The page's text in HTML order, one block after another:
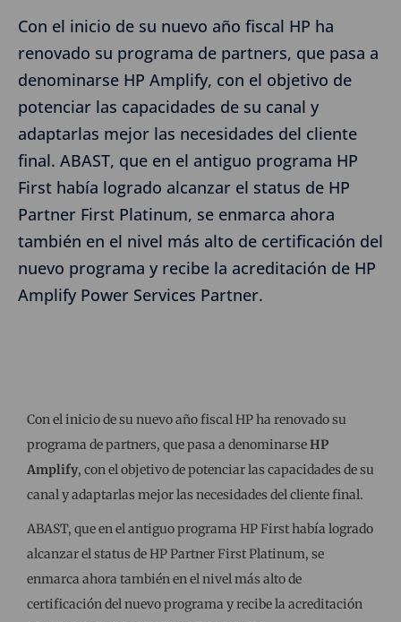
Con el inicio de su nuevo año fiscal HP ha
renovado su programa de partners, que pasa a
denominarse HP Amplify, con el objetivo de
potenciar las capacidades de su canal y
adaptarlas mejor las necesidades del cliente
final. ABAST, que en el antiguo programa HP
First había logrado alcanzar el status de HP
Partner First Platinum, se enmarca ahora
también en el nivel más alto de certificación del
nuevo programa y recibe la acreditación de HP
Amplify Power Services Partner.
Con el inicio de su nuevo año fiscal HP ha renovado su
programa de partners, que pasa a denominarseHP
Amplify, con el objetivo de potenciar las capacidades de su
canal y adaptarlas mejor las necesidades del cliente final.
ABAST, que en el antiguo programa HP First había logrado
alcanzar el status de HP Partner First Platinum, se
enmarca ahora también en el nivel más alto de
certificación del nuevo programa y recibe la acreditación